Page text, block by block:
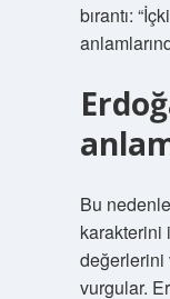
bırantı:
Bu
karakterini
değerlerini
vurgular.